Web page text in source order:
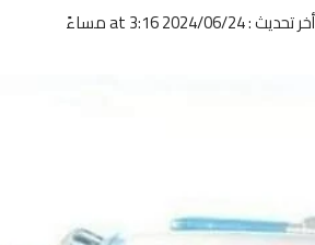
أخر تحديث : 2024/06/24 at 3:16 مساءً